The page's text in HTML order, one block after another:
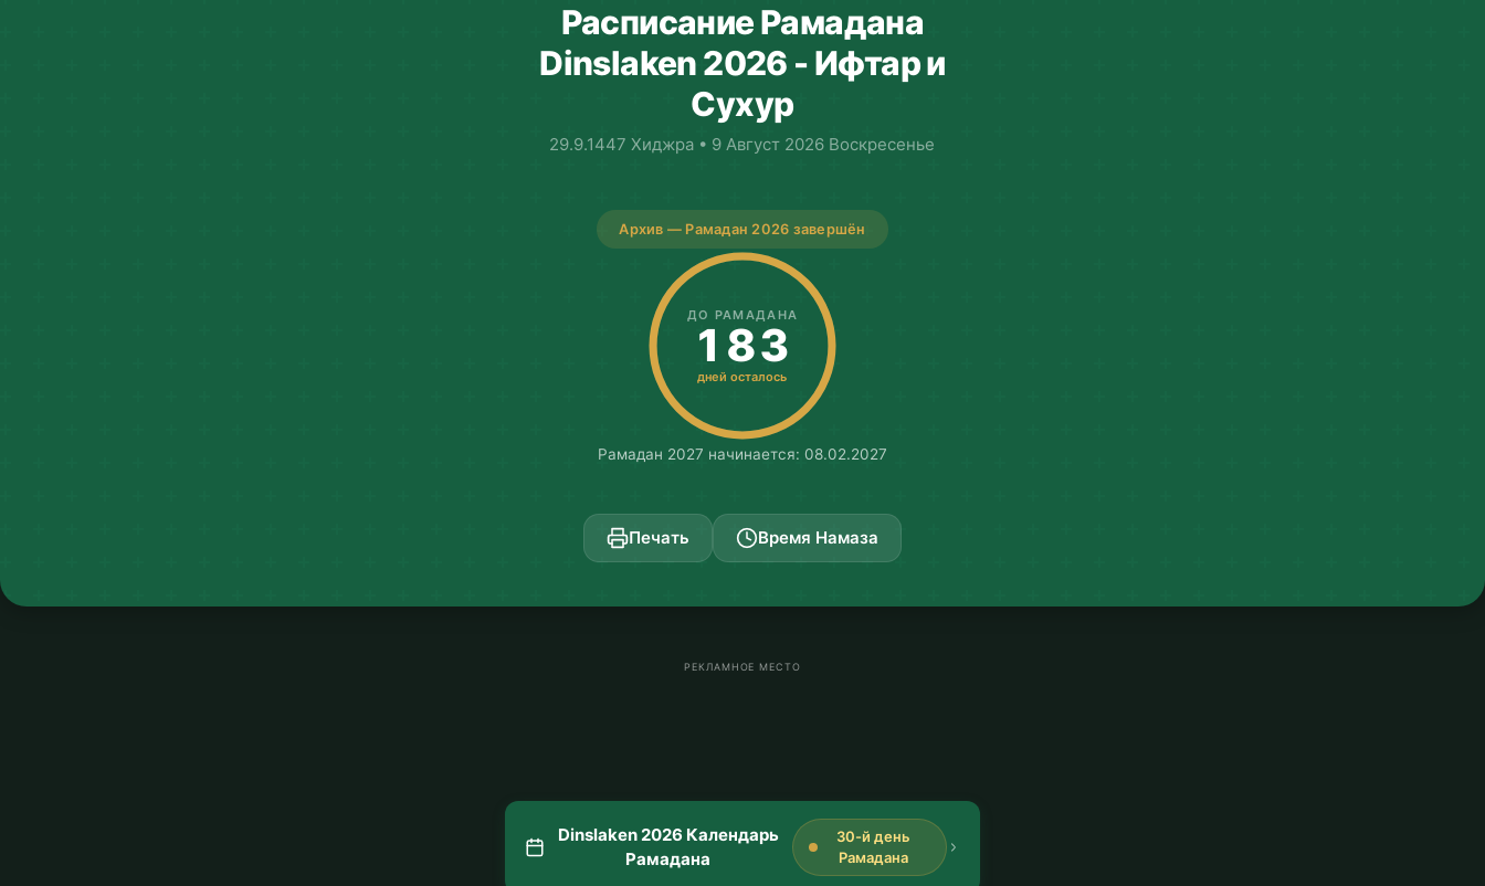
Расписание Рамадана
Dinslaken 2026 - Ифтар и
Сухур
29.9.1447 Хиджра • 9 Август 2026 Воскресенье
Архив — Рамадан 2026 завершён
ДО РАМАДАНА
183
дней осталось
Рамадан 2027 начинается: 08.02.2027
Печать Время Намаза
РЕКЛАМНОЕ МЕСТО
Dinslaken 2026 Календарь
Рамадана
30-й день
Рамадана